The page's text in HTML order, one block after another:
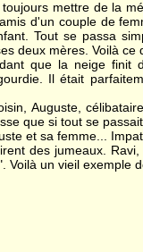
mettre de la
d'un couple de
Tout se passa
deux mères. Voilà
que la neige finit
Il était
Auguste,
que si tout se
et sa femme...
des jumeaux.
un vieil exemple